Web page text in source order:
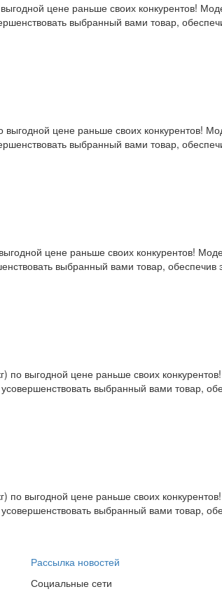
цене раньше своих конкурентов!
выбранный вами товар,
цене раньше своих конкурентов!
выбранный вами товар,
цене раньше своих конкурентов!
выбранный вами товар, обеспечив
по выгодной цене раньше своих
выбранный вами товар,
по выгодной цене раньше своих
выбранный вами товар,
Рассылка новостей
Социальные сети